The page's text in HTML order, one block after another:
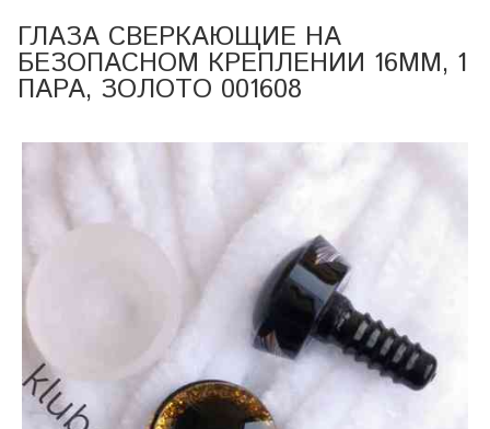
ГЛАЗА СВЕРКАЮЩИЕ НА
БЕЗОПАСНОМ КРЕПЛЕНИИ 16ММ, 1
ПАРА, ЗОЛОТО 001608